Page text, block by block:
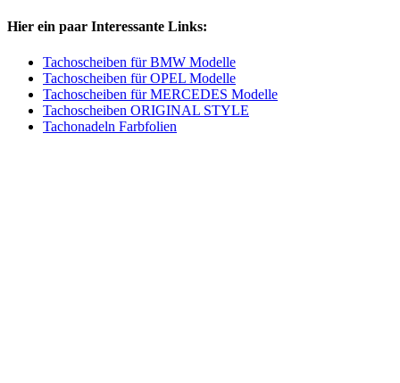
Hier ein paar Interessante Links:
Tachoscheiben für BMW Modelle
Tachoscheiben für OPEL Modelle
Tachoscheiben für MERCEDES Modelle
Tachoscheiben ORIGINAL STYLE
Tachonadeln Farbfolien